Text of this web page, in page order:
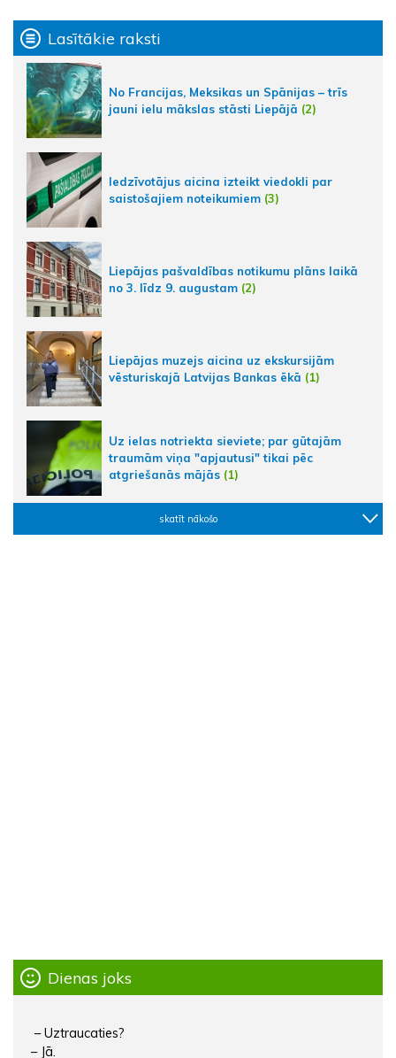
Lasītākie raksti
No Francijas, Meksikas un Spānijas – trīs
jauni ielu mākslas stāsti Liepājā (2)
Iedzīvotājus aicina izteikt viedokli par
saistošajiem noteikumiem (3)
Liepājas pašvaldības notikumu plāns laikā
no 3. līdz 9. augustam (2)
Liepājas muzejs aicina uz ekskursijām
vēsturiskajā Latvijas Bankas ēkā (1)
Uz ielas notriekta sieviete; par gūtajām
traumām viņa "apjautusi" tikai pēc
atgriešanās mājās (1)
skatīt nākošo
Dienas joks
– Uztraucaties?
– Jā.